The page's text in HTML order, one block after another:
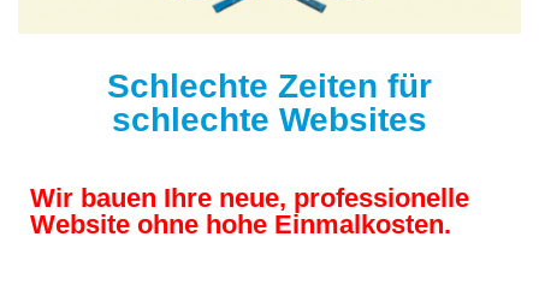
Schlechte Zeiten für
schlechte Websites
Wir bauen Ihre neue, professionelle
Website ohne hohe Einmalkosten.